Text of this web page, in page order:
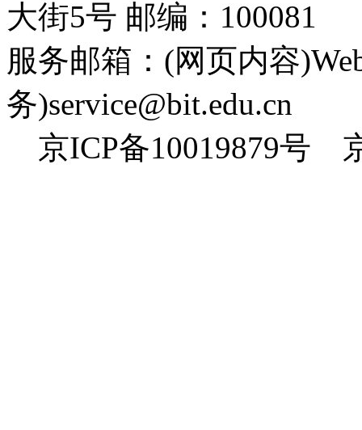
大街5号 邮编：100081
服务邮箱：(网页内容
务)service@bit.edu.cn
京ICP备10019879号